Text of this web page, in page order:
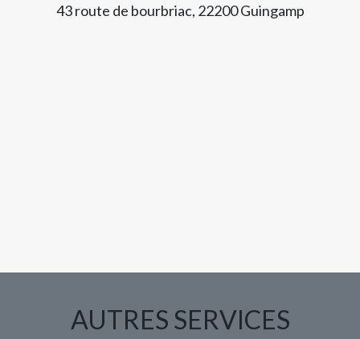
43 route de bourbriac, 22200 Guingamp
AUTRES SERVICES